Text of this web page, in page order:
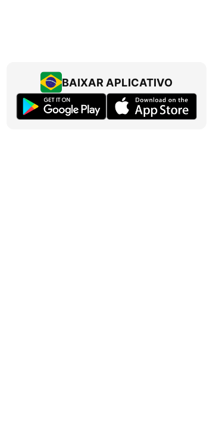
BAIXAR APLICATIVO